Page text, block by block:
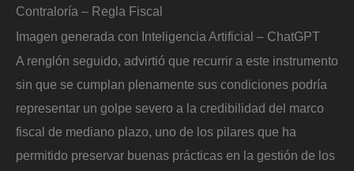
Contraloría – Regla Fiscal
Imagen generada con Inteligencia Artificial – ChatGPT
A renglón seguido, advirtió que recurrir a este instrumento
sin que se cumplan plenamente sus condiciones podría
representar un golpe severo a la credibilidad del marco
fiscal de mediano plazo, uno de los pilares que ha
permitido preservar buenas prácticas en la gestión de los